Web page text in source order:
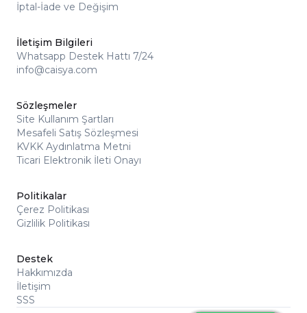
İptal-İade ve Değişim
İletişim Bilgileri
Whatsapp Destek Hattı 7/24
info@caisya.com
Sözleşmeler
Site Kullanım Şartları
Mesafeli Satış Sözleşmesi
KVKK Aydınlatma Metni
Ticari Elektronik İleti Onayı
Politikalar
Çerez Politikası
Gizlilik Politikası
Destek
Hakkımızda
İletişim
SSS